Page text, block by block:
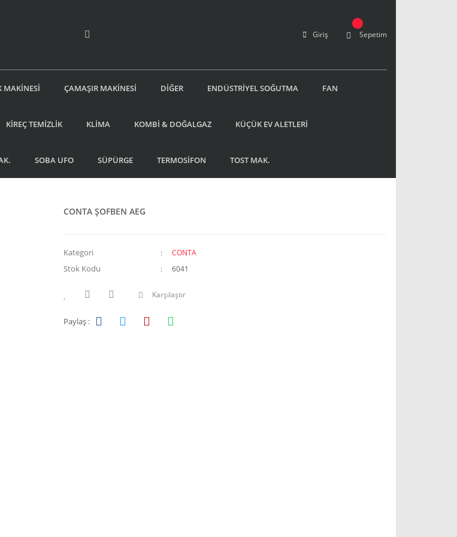
Giriş Sepetim
MAKİNESİ ÇAMAŞIR MAKİNESİ DİĞER ENDÜSTRİYEL SOĞUTMA FAN
KİREÇ TEMİZLİK KLİMA KOMBİ & DOĞALGAZ KÜÇÜK EV ALETLERİ
SOBA UFO SÜPÜRGE TERMOSİFON TOST MAK.
CONTA ŞOFBEN AEG
Kategori CONTA
Stok Kodu 6041
Karşılaştır
Paylaş :